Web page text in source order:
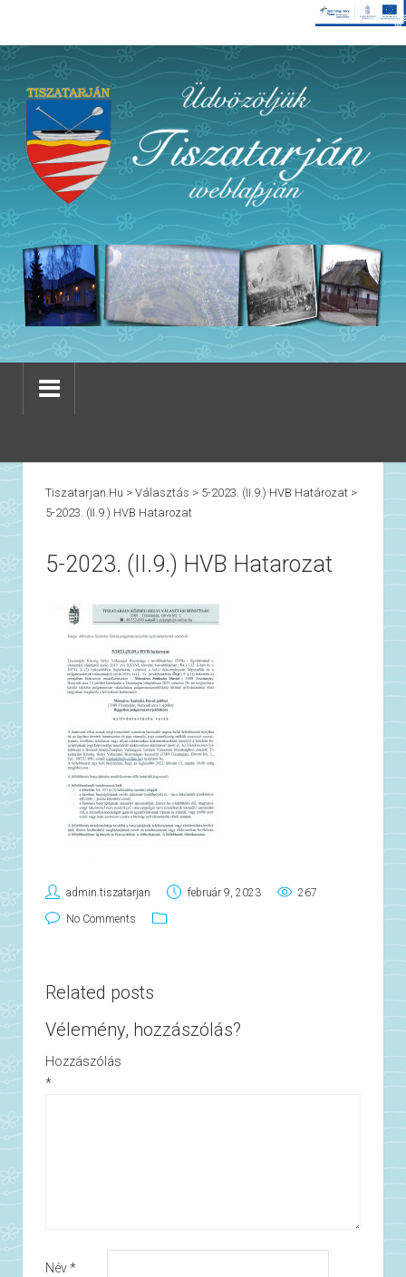
Tiszatarjan.hu > Választás > 5-2023. (II.9.) HVB Határozat >
5-2023. (II.9.) HVB Hatarozat
5-2023. (II.9.) HVB Hatarozat
admin.tiszatarjan február 9, 2023 267
No Comments
Related posts
Vélemény, hozzászólás?
Hozzászólás
*
Név*